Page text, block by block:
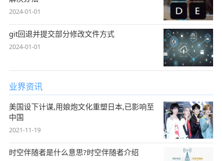
2024-01-01
git回退并提交部分修改文件方式
2024-01-01
业界资讯
美国设下计谋,用娘炮文化重塑日本,已影响至
中国
2021-11-19
时空伴随者是什么意思?时空伴随者介绍